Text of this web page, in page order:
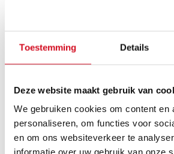
Toestemming Details
Deze website maakt gebruik van
We gebruiken cookies om content en
personaliseren, om functies voor
en om ons websiteverkeer te
informatie over uw gebruik van onze